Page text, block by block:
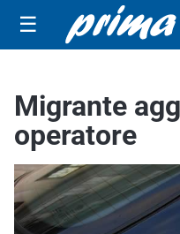
☰
Migrante
operatore